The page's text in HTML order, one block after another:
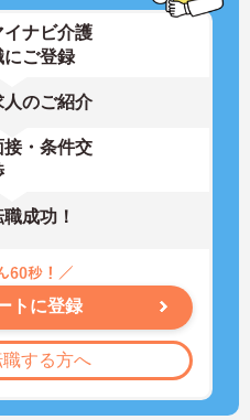
イナビ介護
にご登録
人のご紹介
接・条件交
職成功！
トに登録
する方へ